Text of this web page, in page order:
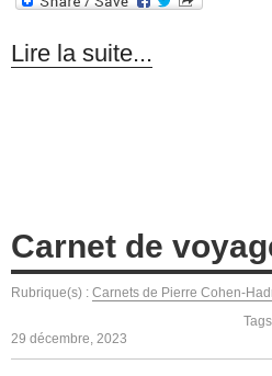
Lire la suite...
Carnet de
Rubrique(s) : Carnets de Pierre Cohen-
29 décembre, 2023